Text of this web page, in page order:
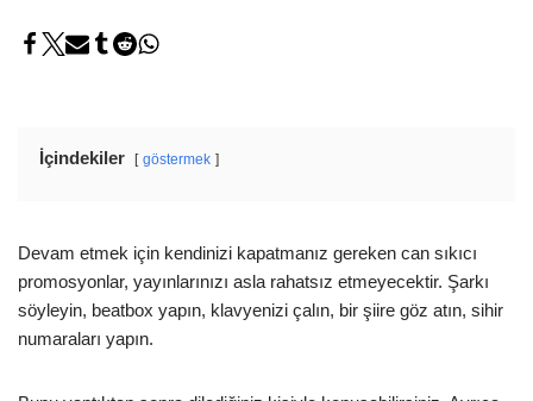
İçindekiler göstermek
Devam etmek için kendinizi kapatmanız gereken can sıkıcı
promosyonlar, yayınlarınızı asla rahatsız etmeyecektir. Şarkı
söyleyin, beatbox yapın, klavyenizi çalın, bir şiire göz atın, sihir
numaraları yapın.